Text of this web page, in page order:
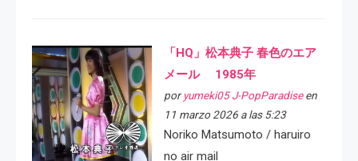
「HQ」松本典子 春色のエア
メール 1985年
por yumeki05 J-PopParadiseen
11 marzo 2026 a las 5:23
Noriko Matsumoto / haruiro
no air mail